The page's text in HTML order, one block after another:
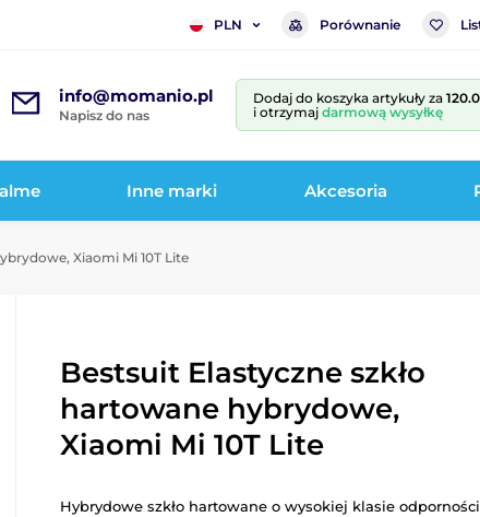
PLN Porównanie
info@momanio.pl
Napisz do nas
Dodaj do koszyka artykuły za 120.0
i otrzymaj darmową wysyłkę
Inne marki Akcesoria
Xiaomi Mi 10T Lite
Bestsuit Elastyczne szkło
hartowane hybrydowe,
Xiaomi Mi 10T Lite
Hybrydowe szkło hartowane o wysokiej klasie